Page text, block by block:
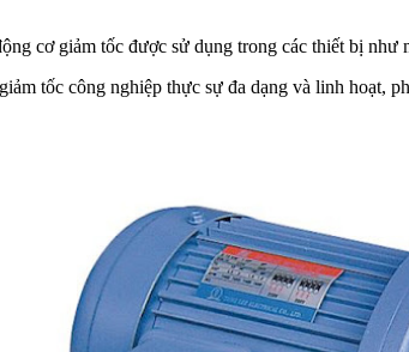
cơ giảm tốc được sử dụng trong các thiết bị
tốc công nghiệp thực sự đa dạng và linh hoạt,